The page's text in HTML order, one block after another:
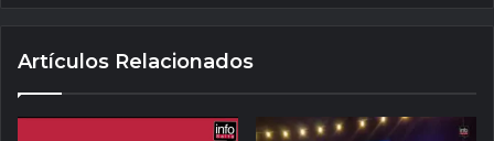
Artículos Relacionados